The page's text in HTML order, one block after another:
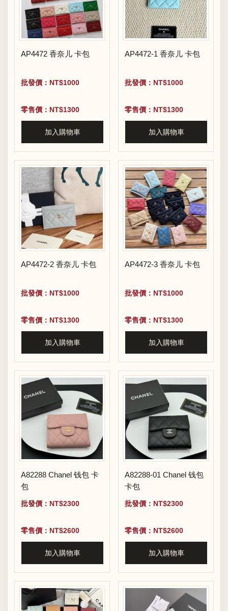
AP4472 香奈儿 卡包
批發價：NT$1000
零售價：NT$1300
加入購物車
AP4472-1 香奈儿 卡包
批發價：NT$1000
零售價：NT$1300
加入購物車
AP4472-2 香奈儿 卡包
批發價：NT$1000
零售價：NT$1300
加入購物車
AP4472-3 香奈儿 卡包
批發價：NT$1000
零售價：NT$1300
加入購物車
A82288 Chanel 钱包 卡
包
批發價：NT$2300
零售價：NT$2600
加入購物車
A82288-01 Chanel 钱包
卡包
批發價：NT$2300
零售價：NT$2600
加入購物車